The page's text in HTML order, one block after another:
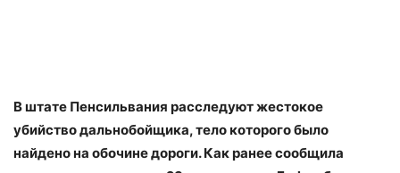
В штате Пенсильвания расследуют жестокое
убийство дальнобойщика, тело которого было
найдено на обочине дороги. Как ранее сообщила